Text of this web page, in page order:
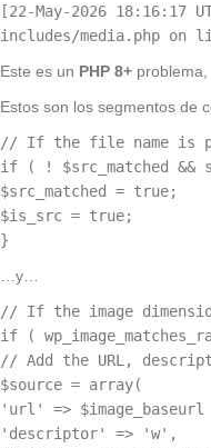
[22-May-2026 18:16:17
includes/media.php on
Este es un PHP 8+
Estos son los segmentos de
// If the file name is
if ( ! $src_matched &&
$src_matched = true;
$is_src = true;
}
…y…
// If the image
if (
// Add the URL,
$source = array(
'url' =>
'descriptor' => 'w',